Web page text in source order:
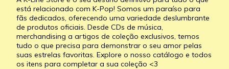
está relacionado com K-Pop! Somos um paraíso para
fãs dedicados, oferecendo uma variedade deslumbrante
de produtos oficiais. Desde CDs de música,
merchandising a artigos de coleção exclusivos, temos
tudo o que precisa para demonstrar o seu amor pelas
suas estrelas favoritas. Explore o nosso catálogo e todos
os itens para completar a sua coleção <3